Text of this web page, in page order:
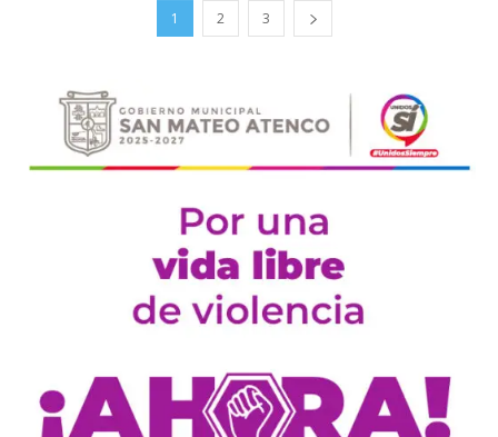
1 2 3